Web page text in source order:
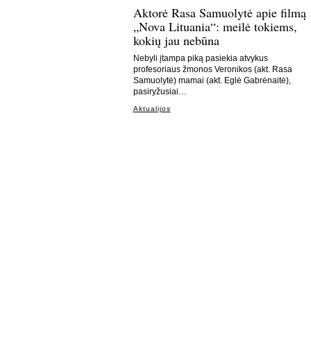
Aktorė Rasa Samuolytė apie filmą
„Nova Lituania“: meilė tokiems,
kokių jau nebūna
Nebyli įtampa piką pasiekia atvykus
profesoriaus žmonos Veronikos (akt. Rasa
Samuolytė) mamai (akt. Eglė Gabrėnaitė),
pasiryžusiai…
Aktualijos